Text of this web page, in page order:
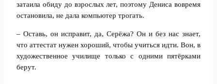
затаила обиду до взрослых лет, поэтому Дениса вовремя
остановила, не дала компьютер трогать.
– Оставь, он исправит, да, Серёжа? Он и без нас знает,
что аттестат нужен хороший, чтобы учиться идти. Вон, в
художественное училище только с одними пятёрками
берут.